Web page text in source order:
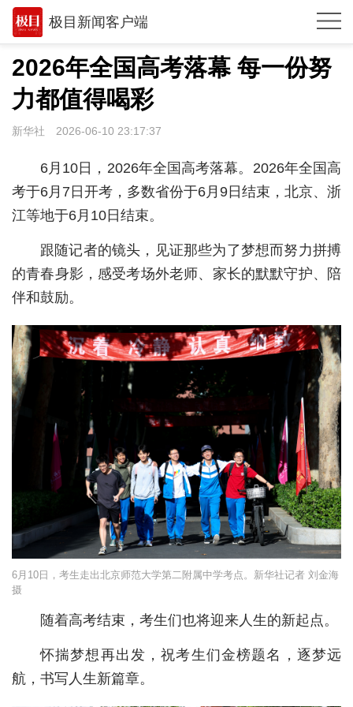
极目新闻客户端
推荐
体育
观点
湖北
武汉
世相
环球
极客圈
经济
健康
悠游
相亲
汽车
创意
2026年全国高考落幕 每一份努
力都值得喝彩
新华社 2026-06-10 23:17:37
6月10日，2026年全国高考落幕。2026年全国高
考于6月7日开考，多数省份于6月9日结束，北京、浙
江等地于6月10日结束。
跟随记者的镜头，见证那些为了梦想而努力拼搏
的青春身影，感受考场外老师、家长的默默守护、陪
伴和鼓励。
6月10日，考生走出北京师范大学第二附属中学考点。新华社记者 刘金海
摄
随着高考结束，考生们也将迎来人生的新起点。
怀揣梦想再出发，祝考生们金榜题名，逐梦远
航，书写人生新篇章。